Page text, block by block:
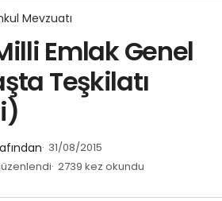
Mevzuatı
Emlak Genel
Teşkilatı
31/08/2015
2739 kez okundu